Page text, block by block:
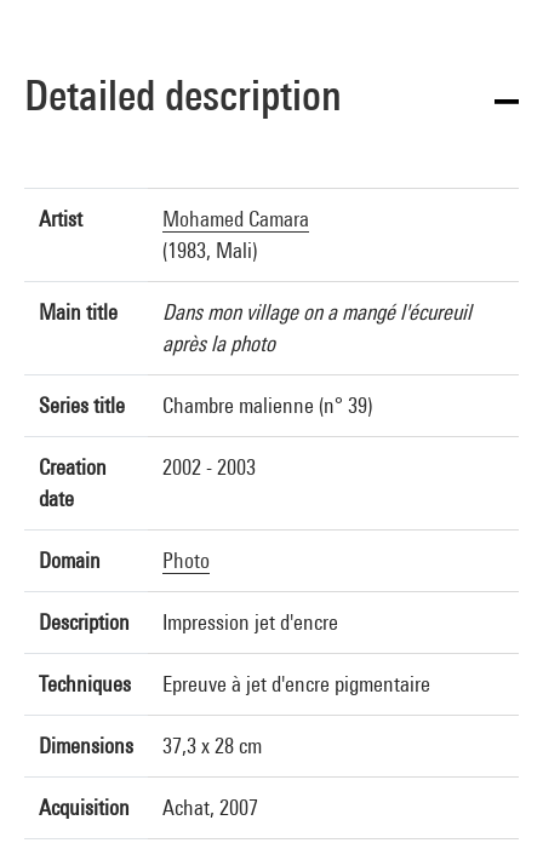
Detailed description
Artist
Mohamed Camara
(1983, Mali)
Main title
Dans mon village on a mangé l'écureuil
après la photo
Series title Chambre malienne (n° 39)
Creation
date
2002 - 2003
Domain Photo
Description Impression jet d'encre
Techniques Epreuve à jet d'encre pigmentaire
Dimensions 37,3 x 28 cm
Acquisition Achat, 2007